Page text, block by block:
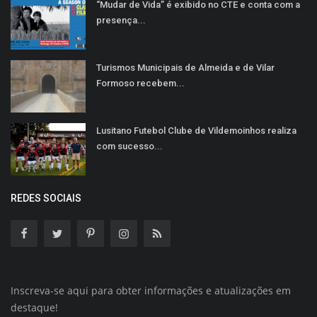
“Mudar de Vida” é exibido no CTE e conta com a
presença...
Turismos Municipais de Almeida e de Vilar
Formoso recebem...
Lusitano Futebol Clube de Vildemoinhos realiza
com sucesso...
REDES SOCIAIS
Inscreva-se aqui para obter informações e atualizações em
destaque!